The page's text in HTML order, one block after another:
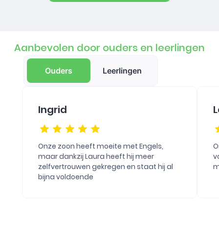
Aanbevolen door ouders en leerlingen
Ouders Leerlingen
Ingrid
Onze zoon heeft moeite met Engels,
maar dankzij Laura heeft hij meer
zelfvertrouwen gekregen en staat hij al
bijna voldoende